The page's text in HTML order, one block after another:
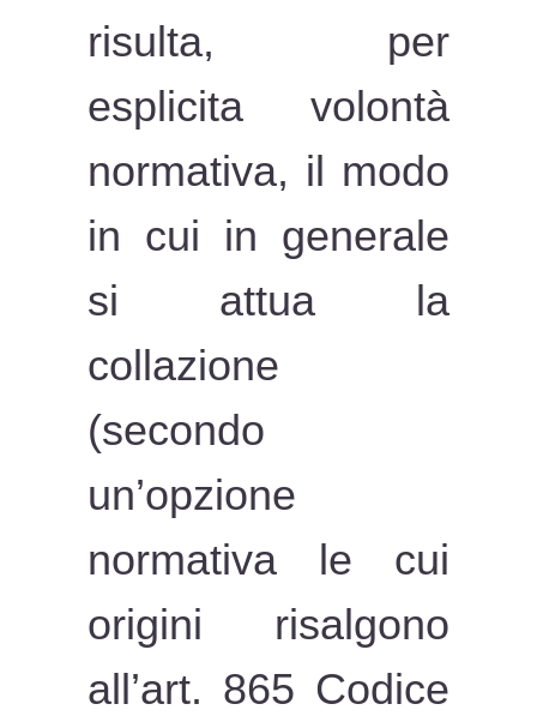
risulta, per
esplicita volontà
normativa, il modo
in cui in generale
si attua la
collazione
(secondo
un’opzione
normativa le cui
origini risalgono
all’art. 865 Codice